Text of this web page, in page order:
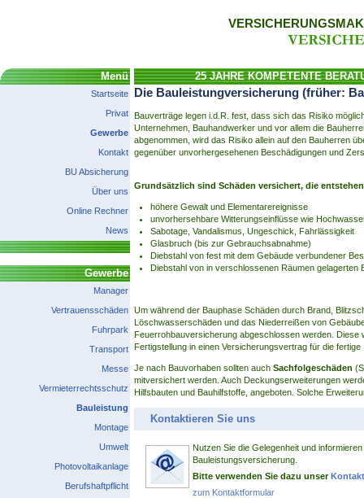
Menü
Startseite
Privat
Gewerbe
Kontakt
BU Absicherung
Über uns
Online Rechner
News
Gewerbe
Manager
Vertrauensschäden
Fuhrpark
Transport
Messe
Vermieterrechtsschutz
Bauleistung
Montage
Umwelt
Photovoltaikanlage
Berufshaftpflicht
25 JAHRE KOMPETENTE
Die Bauleistungversicherung (früher:
Bauverträge legen i.d.R. fest, dass sich das Risiko
Unternehmen, Bauhandwerker und vor allem die
abgenommen, wird das Risiko allein auf den Bauherren
gegenüber unvorhergesehenen Beschädigungen und
Grundsätzlich sind Schäden versichert, die
höhere Gewalt und Elementarereignisse
unvorhersehbare Witterungseinflüsse wie
Sabotage, Vandalismus, Ungeschick, Fahrlässigkeit
Glasbruch (bis zur Gebrauchsabnahme)
Diebstahl von fest mit dem Gebäude verbundener
Diebstahl von in verschlossenen Räumen gelagerten
Um während der Bauphase Schäden durch Brand,
Löschwasserschäden und das Niederreißen von
Feuerrohbauversicherung abgeschlossen werden. Diese
Fertigstellung in einen Versicherungsvertrag für die fertige
Je nach Bauvorhaben sollten auch Sachfolgeschäden
mitversichert werden. Auch Deckungserweiterungen
Hilfsbauten und Bauhilfstoffe, angeboten. Solche
Kontaktieren Sie uns
Nutzen Sie die Gelegenheit und
Bauleistungsversicherung.
Bitte verwenden Sie dazu unser
zum Kontaktformular